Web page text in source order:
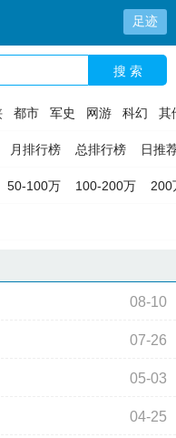
足迹
搜 索
都市 军史 网游 科幻 其
月排行榜 总排行榜 日推
50-100万 100-200万 200
08-10
07-26
05-03
04-25